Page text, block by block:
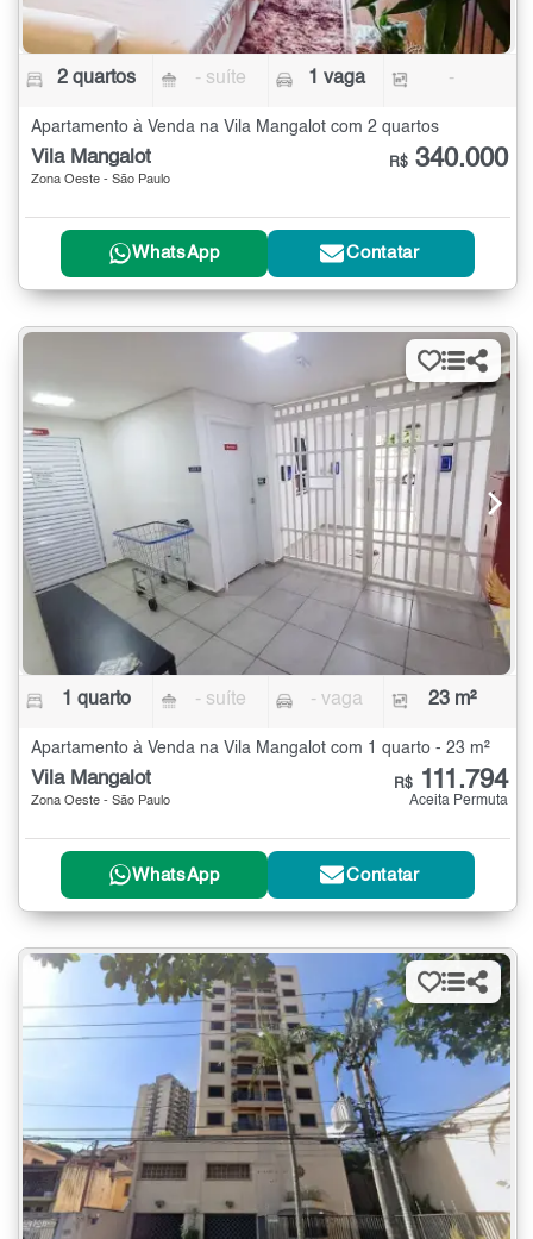
2 quartos - suíte 1 vaga -
Apartamento à Venda na Vila Mangalot com 2 quartos
Vila Mangalot
Zona Oeste - São Paulo
R$ 340.000
WhatsApp Contatar
1 quarto - suíte - vaga 23 m²
Apartamento à Venda na Vila Mangalot com 1 quarto - 23 m²
Vila Mangalot
Zona Oeste - São Paulo
R$ 111.794
Aceita Permuta
WhatsApp Contatar